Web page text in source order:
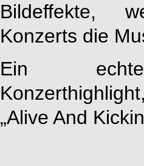
Bildeffekte,
Konzerts die
Ein
„Alive And